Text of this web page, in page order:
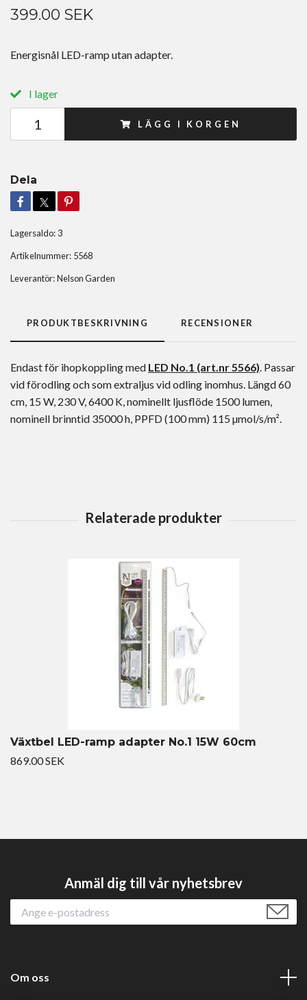
399.00 SEK
Energisnål LED-ramp utan adapter.
I lager
LÄGG I KORGEN
Dela
Lagersaldo: 3
Artikelnummer: 5568
Leverantör:Nelson Garden
PRODUKTBESKRIVNING RECENSIONER
Endast för ihopkoppling med LED No.1 (art.nr 5566). Passar
vid förodling och som extraljus vid odling inomhus. Längd 60
cm, 15 W, 230 V, 6400 K, nominellt ljusflöde 1500 lumen,
nominell brinntid 35000 h, PPFD (100 mm) 115 µmol/s/m².
Växtbel LED-ramp adapter No.1 15W 60cm
869.00 SEK
Anmäl dig till vår nyhetsbrev
Om oss